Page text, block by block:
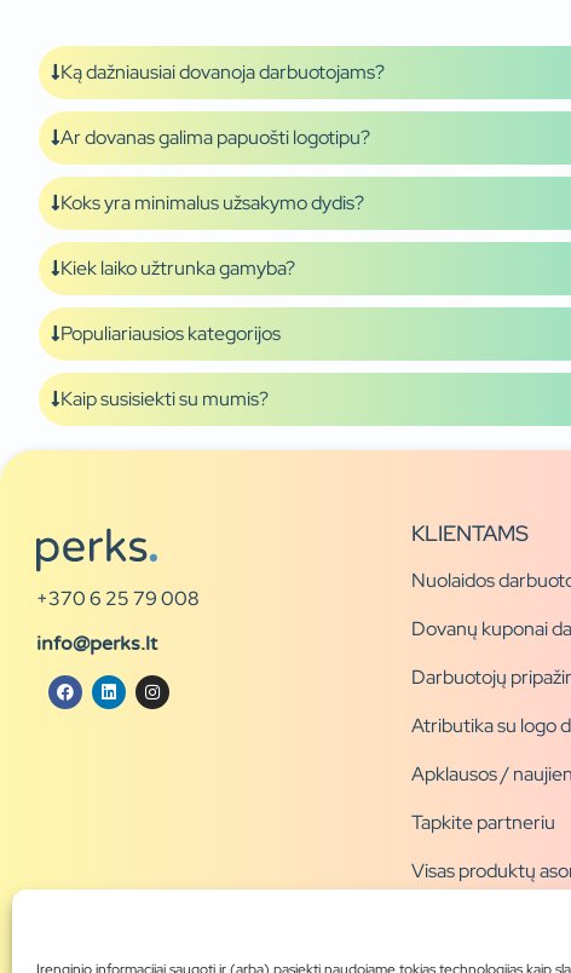
Įrenginio informacijai saugoti ir (arba) pasiekti naudojame tokias technologijas kaip
Ką dažniausiai dovanoja darbuotojams?
Ar dovanas galima papuošti logotipu?
Koks yra minimalus užsakymo dydis?
Kiek laiko užtrunka gamyba?
Populiariausios kategorijos
Kaip susisiekti su mumis?
+370 6 25 79 008
info@perks.lt
KLIENTAMS
Nuolaidos
Dovanų kuponai
Darbuotojų
Atributika su logo
Apklausos /
Tapkite partneriu
Visas produktų
Blogas